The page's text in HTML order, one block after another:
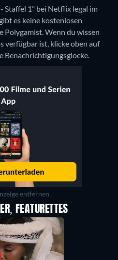
Staffel 1" bei Netflix legal im
es keine kostenlosen
Wenn du wissen
verfügbar ist, klicke oben auf
Benachrichtigungsglocke.
entfernen
FEATURETTES